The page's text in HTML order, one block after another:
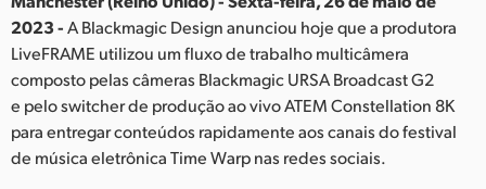
Italy
Japan
Korea
2023 -A Blackmagic Design anunciou hoje que a produtora
LiveFRAME utilizou um fluxo de trabalho multicâmera
composto pelas câmeras Blackmagic URSA Broadcast G2
e pelo switcher de produção ao vivo ATEM Constellation 8K
para entregar conteúdos rapidamente aos canais do festival
de música eletrônica Time Warp nas redes sociais.